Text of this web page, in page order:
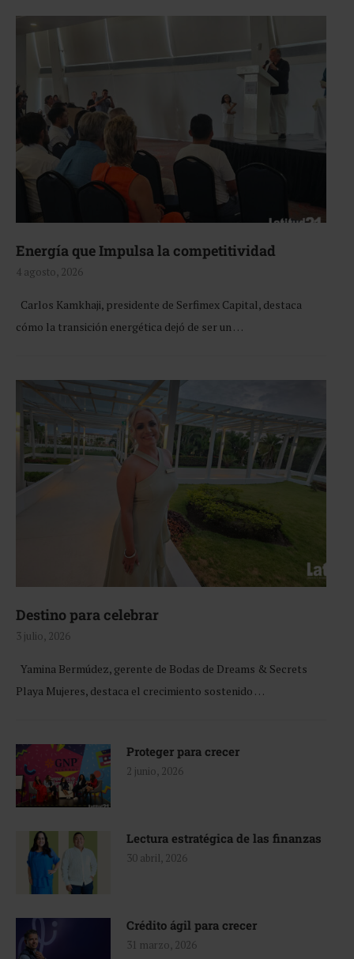
Energía que Impulsa la competitividad
4 agosto, 2026
Carlos Kamkhaji, presidente de Serfimex Capital, destaca
cómo la transición energética dejó de ser un …
Destino para celebrar
3 julio, 2026
Yamina Bermúdez, gerente de Bodas de Dreams & Secrets
Playa Mujeres, destaca el crecimiento sostenido …
Proteger para crecer
2 junio, 2026
Lectura estratégica de las finanzas
30 abril, 2026
Crédito ágil para crecer
31 marzo, 2026